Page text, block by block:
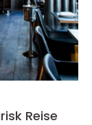
Reise